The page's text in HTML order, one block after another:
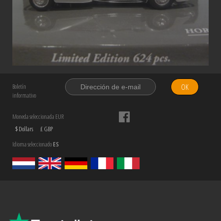
Boletín
informativo
OK
Moneda seleccionada EUR
$ Dollars
£ GBP
Idioma seleccionadoES